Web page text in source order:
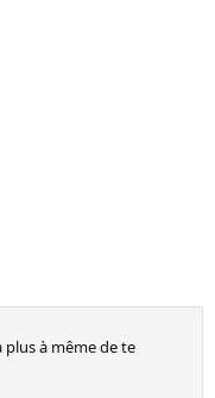
plus à même de te